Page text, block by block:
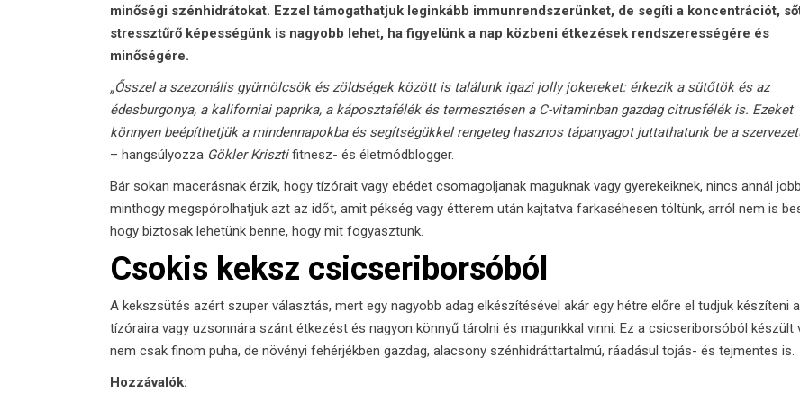
minőségi szénhidrátokat. Ezzel támogathatjuk leginkább immunrendszerünket, de segíti a koncentrációt,
stressztűrő képességünk is nagyobb lehet, ha figyelünk a nap közbeni étkezések rendszerességére és
minőségére.
„Ősszel a szezonális gyümölcsök és zöldségek között is találunk igazi jolly jokereket: érkezik a sütőtök és az
édesburgonya, a kaliforniai paprika, a káposztafélék és termesztésen a C-vitaminban gazdag citrusfélék is. Ezeket
könnyen beépíthetjük a mindennapokba és segítségükkel rengeteg hasznos tápanyagot juttathatunk be a
– hangsúlyozza Gökler Krisztifitnesz- és életmódblogger.
Bár sokan macerásnak érzik, hogy tízórait vagy ebédet csomagoljanak maguknak vagy gyerekeiknek, nincs annál
minthogy megspórolhatjuk azt az időt, amit pékség vagy étterem után kajtatva farkaséhesen töltünk, arról nem is
hogy biztosak lehetünk benne, hogy mit fogyasztunk.
Csokis keksz csicseriborsóból
A kekszsütés azért szuper választás, mert egy nagyobb adag elkészítésével akár egy hétre előre el tudjuk készíteni a
tízóraira vagy uzsonnára szánt étkezést és nagyon könnyű tárolni és magunkkal vinni. Ez a csicseriborsóból készült
nem csak finom puha, de növényi fehérjékben gazdag, alacsony szénhidráttartalmú, ráadásul tojás- és tejmentes is.
Hozzávalók: